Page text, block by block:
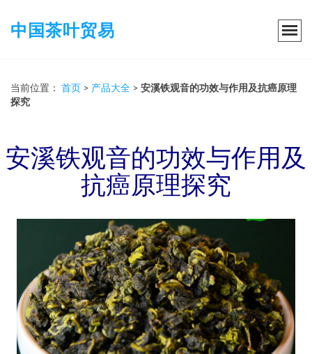
中国茶叶贸易
当前位置： 首页 > 产品大全 > 安溪铁观音的功效与作用及抗癌原理
探究
安溪铁观音的功效与作用及
抗癌原理探究